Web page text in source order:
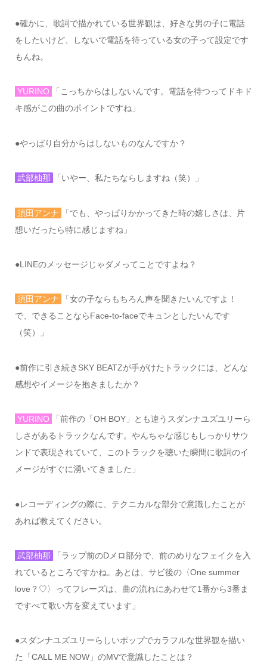
●確かに、歌詞で描かれている世界観は、好きな男の子に電話
をしたいけど、しないで電話を待っている女の子って設定です
もんね。
YURINO
「こっちからはしないんです。電話を待つってドキド
キ感がこの曲のポイントですね」
●やっぱり自分からはしないものなんですか？
武部柚那 「いやー、私たちならしますね（笑）」
須田アンナ
「でも、やっぱりかかってきた時の嬉しさは、片
想いだったら特に感じますね」
●LINEのメッセージじゃダメってことですよね？
須田アンナ
「女の子ならもちろん声を聞きたいんですよ！
で、できることならFace-to-faceでキュンとしたいんです
（笑）」
●前作に引き続き SKY BEATZが手がけたトラックには、どんな
感想やイメージを抱きましたか？
YURINO 「前作の「 OH BOY」とも違うスダンナユズユリーら
しさがあるトラックなんです。やんちゃな感じもしっかりサウ
ンドで表現されていて、このトラックを聴いた瞬間に歌詞のイ
メージがすぐに湧いてきました」
●レコーディングの際に、テクニカルな部分で意識したことが
あれば教えてください。
武部柚那 「ラップ前のDメロ部分で、前のめりなフェイクを入
れているところですかね。あとは、サビ後の〈One summer
love ？♡〉ってフレーズは、曲の流れにあわせて1番から3番ま
ですべて歌い方を変えています」
●スダンナユズユリーらしいポップでカラフルな世界観を描い
た「 CALL ME NOW」のMVで意識したことは？